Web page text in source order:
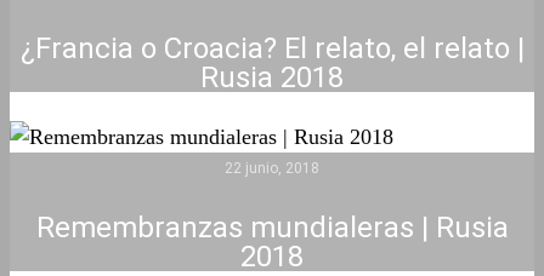
¿Francia o Croacia? El relato, el relato |
Rusia 2018
22 junio, 2018
Remembranzas mundialeras | Rusia
2018